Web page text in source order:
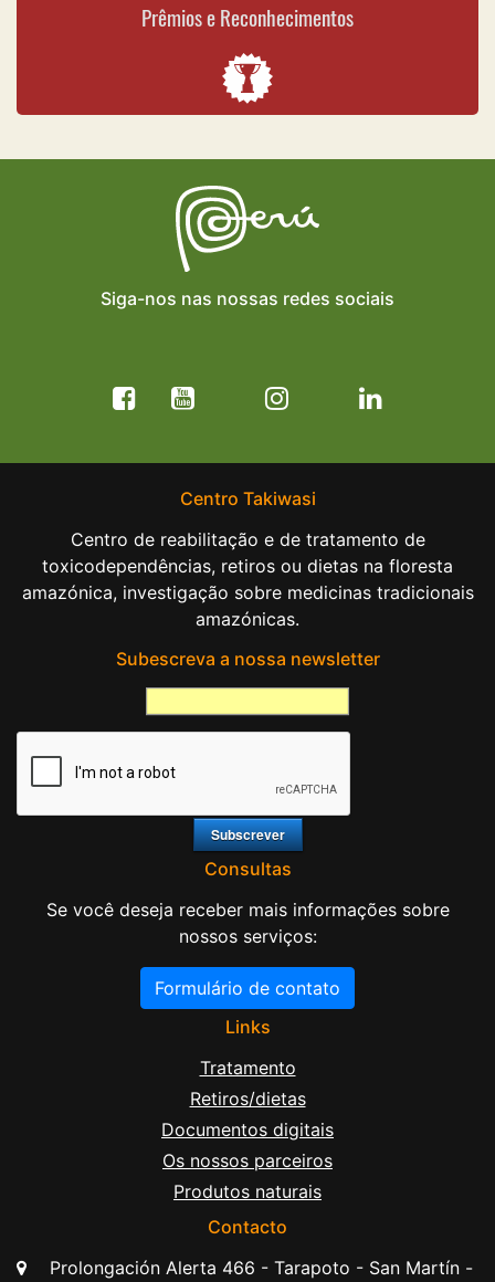
Prêmios e Reconhecimentos
Siga-nos nas nossas redes sociais
Centro Takiwasi
Centro de reabilitação e de tratamento de
toxicodependências, retiros ou dietas na floresta
amazónica, investigação sobre medicinas tradicionais
amazónicas.
Subescreva a nossa newsletter
Consultas
Se você deseja receber mais informações sobre
nossos serviços:
Formulário de contato
Links
Tratamento
Retiros/dietas
Documentos digitais
Os nossos parceiros
Produtos naturais
Contacto
Prolongación Alerta 466 - Tarapoto - San Martín -